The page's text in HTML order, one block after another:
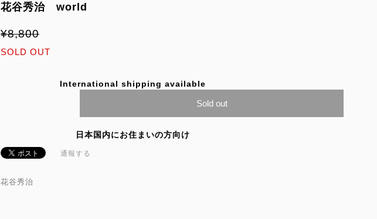
花谷秀治 world
¥8,800
SOLD OUT
International shipping available
Sold out
日本国内にお住まいの方向け
通報する
花谷秀治